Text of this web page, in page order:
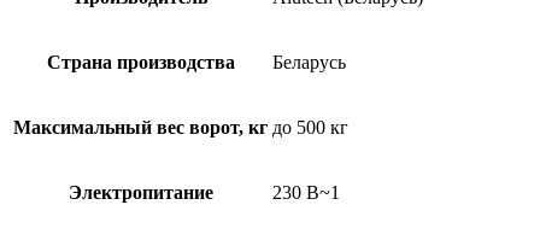
Страна производства Беларусь
Максимальный вес ворот, кг до 500 кг
Электропитание 230 В~1